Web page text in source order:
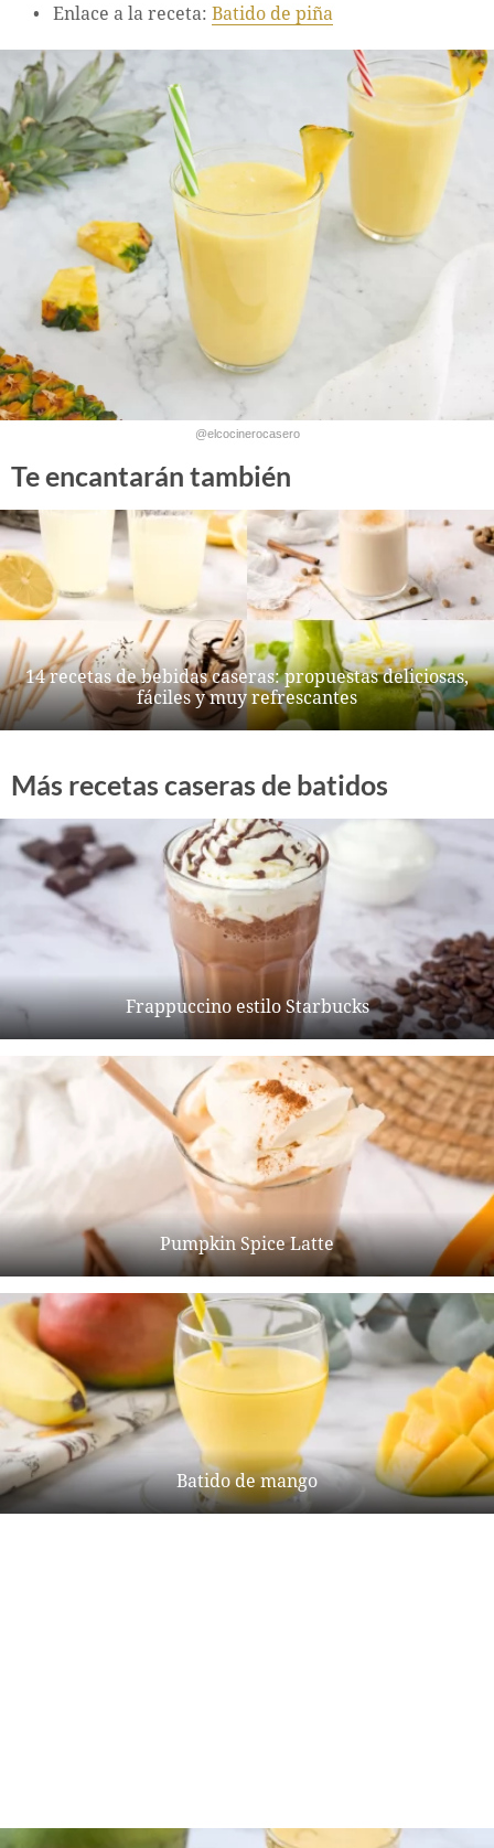
Enlace a la receta: Batido de piña
@elcocinerocasero
Te encantarán también
14 recetas de bebidas caseras: propuestas deliciosas,
fáciles y muy refrescantes
Más recetas caseras de batidos
Frappuccino estilo Starbucks
Pumpkin Spice Latte
Batido de mango